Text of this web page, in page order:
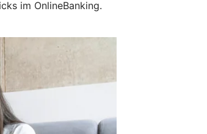
im OnlineBanking.